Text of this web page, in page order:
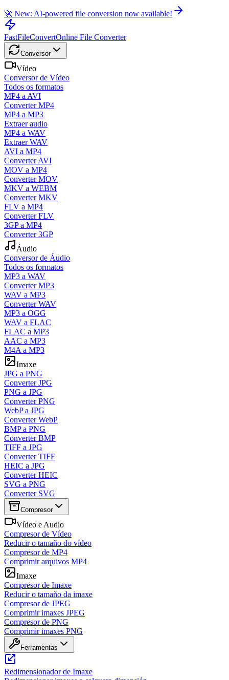
🚀 New: AI-powered file conversion now available!
FastFileConvertOnline File Converter
Conversor
Vídeo
Conversor de Vídeo
Todos os formatos
MP4 a AVI
Converter MP4
MP4 a MP3
Extraer audio
MP4 a WAV
Extraer WAV
AVI a MP4
Converter AVI
MOV a MP4
Converter MOV
MKV a WEBM
Converter MKV
FLV a MP4
Converter FLV
3GP a MP4
Converter 3GP
Áudio
Conversor de Áudio
Todos os formatos
MP3 a WAV
Converter MP3
WAV a MP3
Converter WAV
MP3 a OGG
WAV a FLAC
FLAC a MP3
AAC a MP3
M4A a MP3
Imaxe
JPG a PNG
Converter JPG
PNG a JPG
Converter PNG
WebP a JPG
Converter WebP
BMP a PNG
Converter BMP
TIFF a JPG
Converter TIFF
HEIC a JPG
Converter HEIC
SVG a PNG
Converter SVG
Compresor
Vídeo e Audio
Compresor de Vídeo
Reducir o tamaño do vídeo
Compresor de MP4
Comprimir arquivos MP4
Imaxe
Compresor de Imaxe
Reducir o tamaño da imaxe
Compresor de JPEG
Comprimir imaxes JPEG
Compresor de PNG
Comprimir imaxes PNG
Ferramentas
Redimensionador de Imaxe